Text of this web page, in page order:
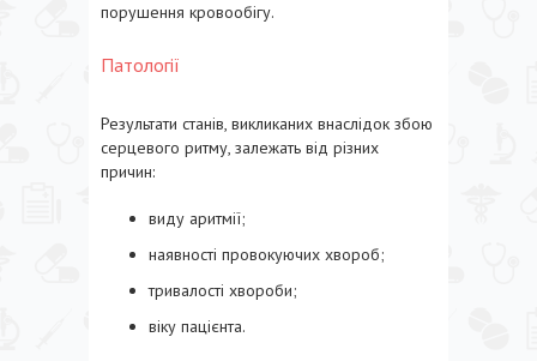
порушення кровообігу.
Патології
Результати станів, викликаних внаслідок збою
серцевого ритму, залежать від різних
причин:
виду аритмії;
наявності провокуючих хвороб;
тривалості хвороби;
віку пацієнта.